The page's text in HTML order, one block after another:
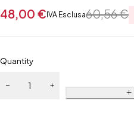
60,56€
48,00 € IVA Esclusa
Quantity